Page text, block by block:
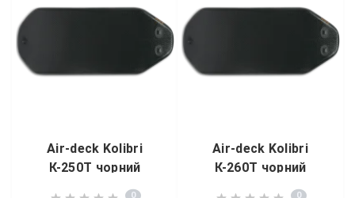
Air-deck Kolibri
К-250Т чорний
0
Air-deck Kolibri
К-260Т чорний
0